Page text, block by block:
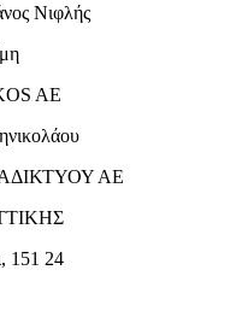
Νιφλής
AE
ΑΕ
151 24